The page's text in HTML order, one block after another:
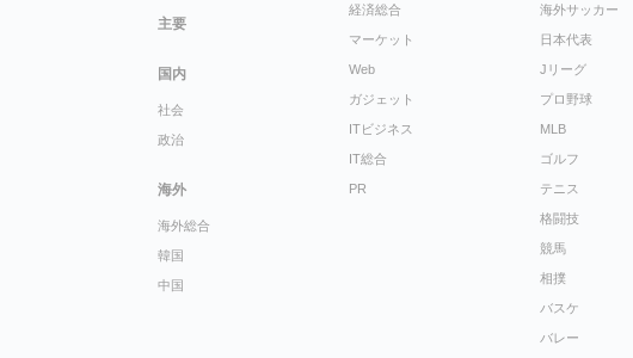
主要
国内
社会
政治
海外
海外総合
韓国
中国
経済総合
マーケット
Web
ガジェット
ITビジネス
IT総合
PR
海外サッカー
日本代表
Jリーグ
プロ野球
MLB
ゴルフ
テニス
格闘技
競馬
相撲
バスケ
バレー